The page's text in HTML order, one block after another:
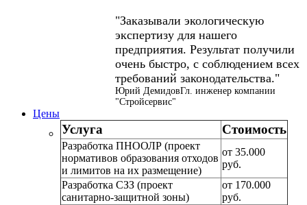
Заказывали экологическую
экспертизу для нашего
предприятия. Результат получили
очень быстро, с соблюдением всех
требований законодательства.
Юрий ДемидовГл. инженер компании
"Стройсервис"
Цены
Услуга Стоимость
Разработка ПНООЛР (проект
нормативов образования отходов
и лимитов на их размещение)
от 35.000
руб.
Разработка СЗЗ (проект
санитарно-защитной зоны)
от 170.000
руб.